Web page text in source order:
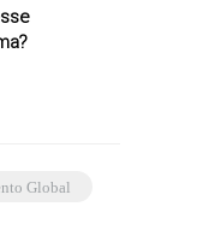
Global